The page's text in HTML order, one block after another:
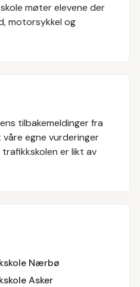
møter elevene der
motorsykkel og
tilbakemeldinger fra
egne vurderinger
er likt av
Nærbø
Asker